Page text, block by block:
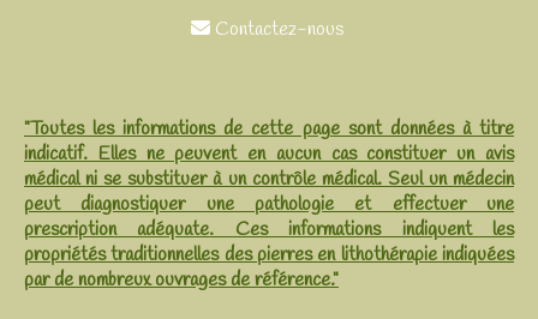
Contactez-nous
"Toutes les informations de cette page sont données à titre
indicatif. Elles ne peuvent en aucun cas constituer un avis
médical ni se substituer à un contrôle médical. Seul un médecin
peut diagnostiquer une pathologie et effectuer une
prescription adéquate. Ces informations indiquent les
propriétés traditionnelles des pierres en lithothérapie indiquées
par de nombreux ouvrages de référence."